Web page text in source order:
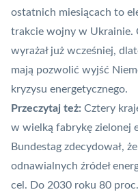
ostatnich miesiącach to
trakcie wojny w Ukrainie.
wyrażał już wcześniej,
mają pozwolić wyjść
kryzysu energetycznego.
Przeczytaj też: Cztery
w wielką fabrykę zielonej
Bundestag zdecydował,
odnawialnych źródeł
cel. Do 2030 roku 80